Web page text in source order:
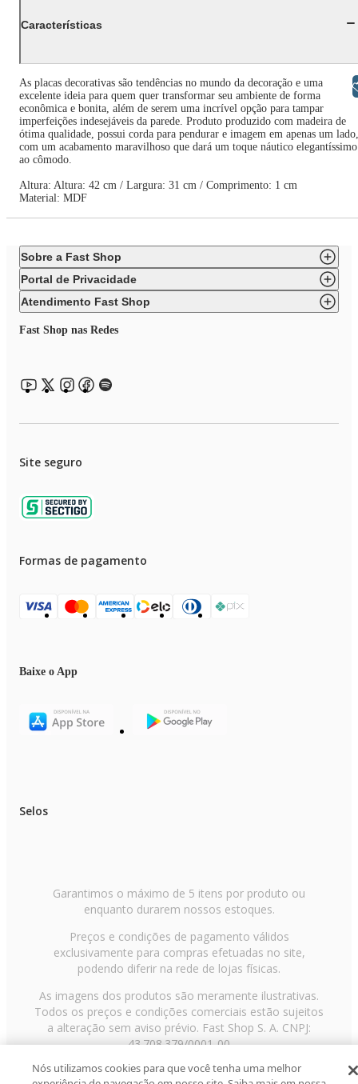
Características
As placas decorativas são tendências no mundo da decoração e uma
excelente ideia para quem quer transformar seu ambiente de forma
econômica e bonita, além de serem uma incrível opção para tampar
imperfeições indesejáveis da parede. Produto produzido com madeira de
ótima qualidade, possui corda para pendurar e imagem em apenas um lado,
com um acabamento maravilhoso que dará um toque náutico elegantíssimo
ao cômodo.
Altura: Altura: 42 cm / Largura: 31 cm / Comprimento: 1 cm
Material: MDF
Sobre a Fast Shop
Portal de Privacidade
Atendimento Fast Shop
Fast Shop nas Redes
Site seguro
Formas de pagamento
Baixe o App
Selos
Garantimos o máximo de 5 itens por produto ou
enquanto durarem nossos estoques.
Preços e condições de pagamento válidos
exclusivamente para compras efetuadas no site,
podendo diferir na rede de lojas físicas.
As imagens dos produtos são meramente ilustrativas.
Todos os preços e condições comerciais estão sujeitos
a alteração sem aviso prévio. Fast Shop S. A. CNPJ:
43.708.379/0001-00
Avenida Zaki Narchi, nº 1650, sobreloja, Carandiru, São
Nós utilizamos cookies para que você tenha uma melhor
Libras